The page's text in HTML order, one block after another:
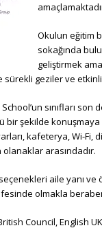
Okulun eğitim
sokağında
geliştirmek
sürekli geziler ve
sınıfları
bir şekilde
kafeterya, Wi-Fi,
arasındadır.
aile yanı
olmakla
Council, English